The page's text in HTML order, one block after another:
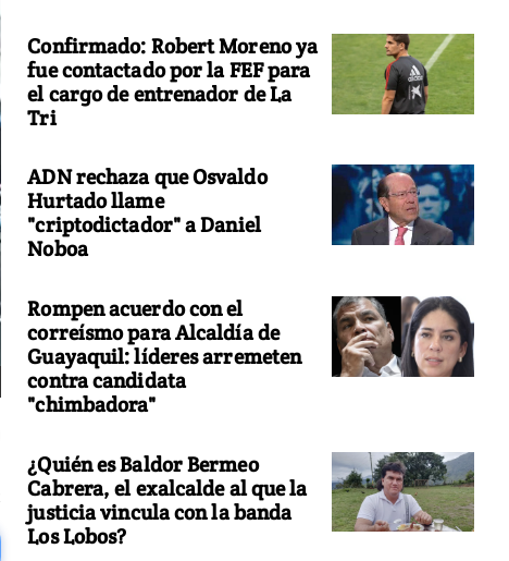
Confirmado: Robert Moreno ya
fue contactado por la FEF para
el cargo de entrenador de La
Tri
ADN rechaza que Osvaldo
Hurtado llame
"criptodictador" a Daniel
Noboa
Rompen acuerdo con el
correísmo para Alcaldía de
Guayaquil: líderes arremeten
contra candidata
"chimbadora"
¿Quién es Baldor Bermeo
Cabrera, el exalcalde al que la
justicia vincula con la banda
Los Lobos?